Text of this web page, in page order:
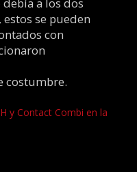
se pueden
con
costumbre.